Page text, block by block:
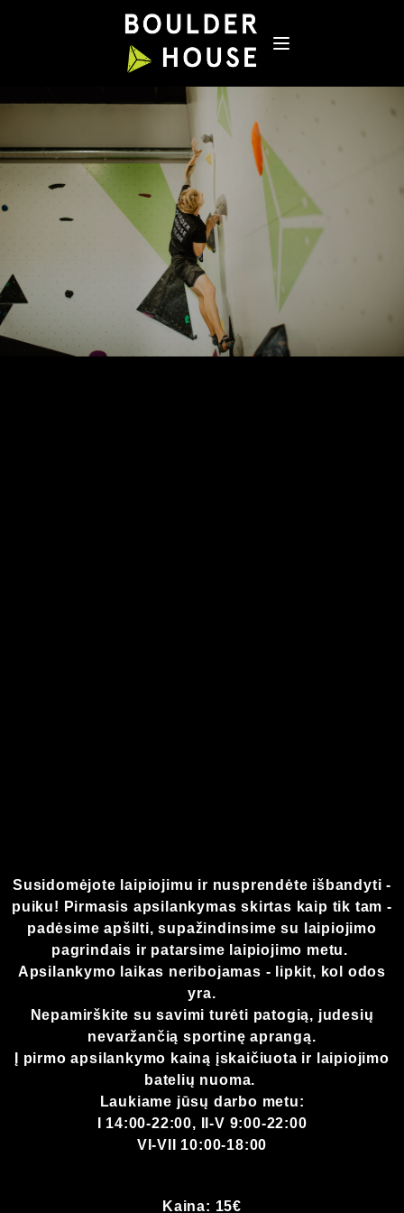
Susidomėjote laipiojimu ir nusprendėte išbandyti -
puiku! Pirmasis apsilankymas skirtas kaip tik tam -
padėsime apšilti, supažindinsime su laipiojimo
pagrindais ir patarsime laipiojimo metu.
Apsilankymo laikas neribojamas - lipkit, kol odos
yra.
Nepamirškite su savimi turėti patogią, judesių
nevaržančią sportinę aprangą.
Į pirmo apsilankymo kainą įskaičiuota ir laipiojimo
batelių nuoma.
Laukiame jūsų darbo metu:
I 14:00-22:00, II-V 9:00-22:00
VI-VII 10:00-18:00
Kaina: 15€